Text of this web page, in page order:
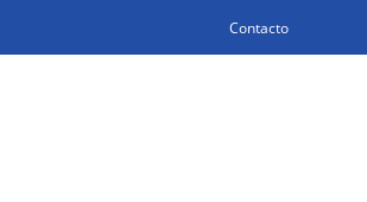
Contacto